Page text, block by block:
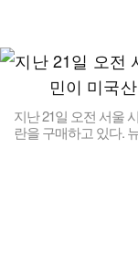
지난 21일 오전 서울
란을 구매하고 있다.